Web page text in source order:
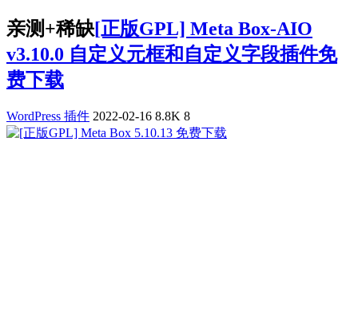
亲测+稀缺[正版GPL] Meta Box-AIO
v3.10.0 自定义元框和自定义字段插件免
费下载
WordPress 插件 2022-02-16 8.8K 8